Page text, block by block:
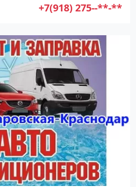
+7(918) 275--**-**